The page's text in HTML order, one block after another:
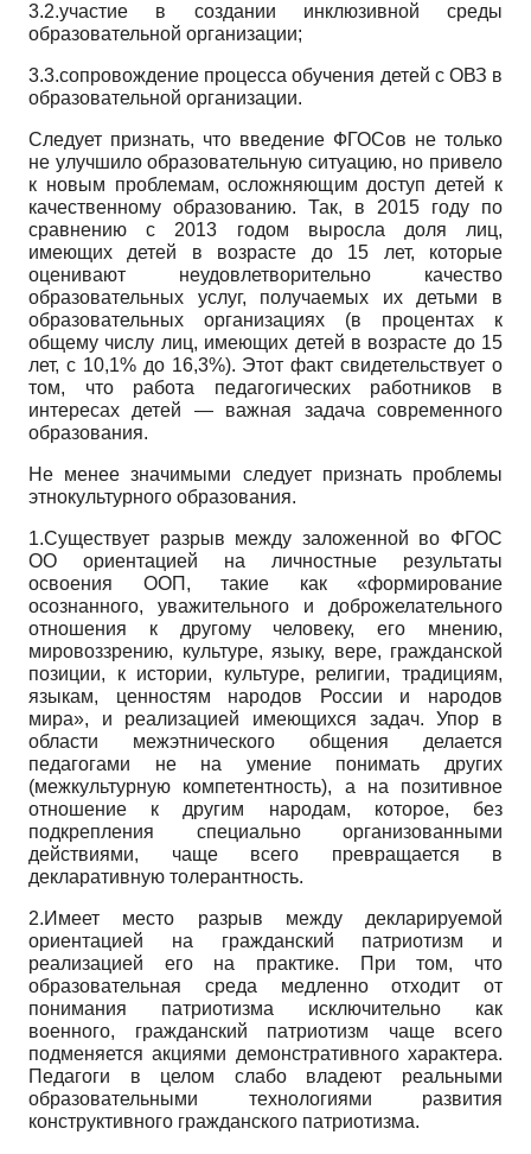
3.2.участие в создании инклюзивной среды
образовательной организации;
3.3.сопровождение процесса обучения детей с ОВЗ в
образовательной организации.
Следует признать, что введение ФГОСов не только
не улучшило образовательную ситуацию, но привело
к новым проблемам, осложняющим доступ детей к
качественному образованию. Так, в 2015 году по
сравнению с 2013 годом выросла доля лиц,
имеющих детей в возрасте до 15 лет, которые
оценивают неудовлетворительно качество
образовательных услуг, получаемых их детьми в
образовательных организациях (в процентах к
общему числу лиц, имеющих детей в возрасте до 15
лет, с 10,1% до 16,3%). Этот факт свидетельствует о
том, что работа педагогических работников в
интересах детей — важная задача современного
образования.
Не менее значимыми следует признать проблемы
этнокультурного образования.
1.Существует разрыв между заложенной во ФГОС
ОО ориентацией на личностные результаты
освоения ООП, такие как «формирование
осознанного, уважительного и доброжелательного
отношения к другому человеку, его мнению,
мировоззрению, культуре, языку, вере, гражданской
позиции, к истории, культуре, религии, традициям,
языкам, ценностям народов России и народов
мира», и реализацией имеющихся задач. Упор в
области межэтнического общения делается
педагогами не на умение понимать других
(межкультурную компетентность), а на позитивное
отношение к другим народам, которое, без
подкрепления специально организованными
действиями, чаще всего превращается в
декларативную толерантность.
2.Имеет место разрыв между декларируемой
ориентацией на гражданский патриотизм и
реализацией его на практике. При том, что
образовательная среда медленно отходит от
понимания патриотизма исключительно как
военного, гражданский патриотизм чаще всего
подменяется акциями демонстративного характера.
Педагоги в целом слабо владеют реальными
образовательными технологиями развития
конструктивного гражданского патриотизма.